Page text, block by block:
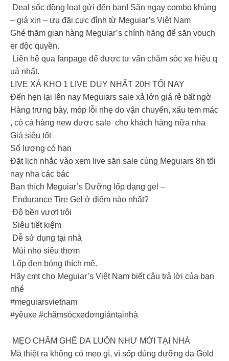
Deal sốc đồng loạt gửi đến bạn! Săn ngay combo khủng
– giá xịn – ưu đãi cực đỉnh từ Meguiar’s Việt Nam
Ghé thăm gian hàng Meguiar’s chính hãng để săn vouch
er độc quyền.
Liên hệ qua fanpage để được tư vấn chăm sóc xe hiệu q
uả nhất.
️️LIVE XẢ KHO 1 LIVE DUY NHẤT 20H TỐI NAY
️Đến hẹn lại lên nay Meguiars sale xả lớn giá rẻ bất ngờ
Hàng trưng bày, móp lỗi nhẹ do vận chuyển, xấu tem mác
, có cả hàng new được sale cho khách hàng nữa nha
Giá siêu tốt
Số lượng có hạn
Đặt lịch nhắc vào xem live săn sale cùng Meguiars 8h tối
nay nha các bác
Bạn thích Meguiar’s Dưỡng lốp dạng gel –
Endurance Tire Gel ở điểm nào nhất?
Độ bền vượt trội
Siêu tiết kiệm
Dễ sử dụng tại nhà
Mùi nho siêu thơm
Lốp đen bóng thích mê.
Hãy cmt cho Meguiar’s Việt Nam biết câu trả lời của bạn
nhé
#meguiarsvietnam
#yêuxe #chămsócxeđơngiảntạinhà
MẸO CHĂM GHẾ DA LUÔN NHƯ MỚI TẠI NHÀ
Mà thiệt ra không có mẹo gì, vì sốp dùng dưỡng da Gold